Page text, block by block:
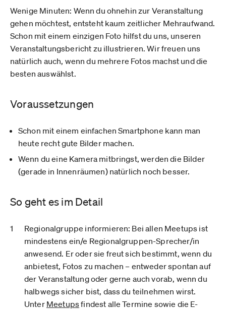
Wenige Minuten: Wenn du ohnehin zur Veranstaltung
gehen möchtest, entsteht kaum zeitlicher Mehraufwand.
Schon mit einem einzigen Foto hilfst du uns, unseren
Veranstaltungsbericht zu illustrieren. Wir freuen uns
natürlich auch, wenn du mehrere Fotos machst und die
besten auswählst.
Voraussetzungen
Schon mit einem einfachen Smartphone kann man
heute recht gute Bilder machen.
Wenn du eine Kamera mitbringst, werden die Bilder
(gerade in Innenräumen) natürlich noch besser.
So geht es im Detail
Regionalgruppe informieren: Bei allen Meetups ist
mindestens ein/e Regionalgruppen-Sprecher/in
anwesend. Er oder sie freut sich bestimmt, wenn du
anbietest, Fotos zu machen – entweder spontan auf
der Veranstaltung oder gerne auch vorab, wenn du
halbwegs sicher bist, dass du teilnehmen wirst.
Unter Meetupsfindest alle Termine sowie die E-